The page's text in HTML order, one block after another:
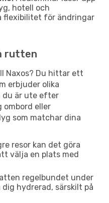
hotell och
flexibilitet för ändringar
rutten
Naxos? Du hittar ett
erbjuder olika
du är ute efter
ombord eller
som matchar dina
resor kan det göra
välja en plats med
regelbundet under
hydrerad, särskilt på